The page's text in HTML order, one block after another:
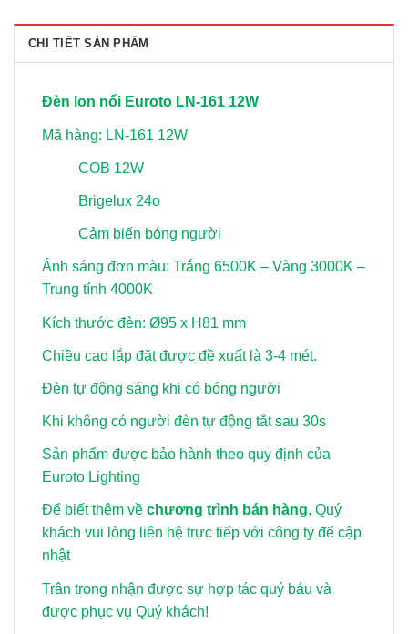
CHI TIẾT SẢN PHẨM
Đèn lon nổi Euroto LN-161 12W
Mã hàng: LN-161 12W
COB 12W
Brigelux 24ο
Cảm biến bóng người
Ánh sáng đơn màu: Trắng 6500K – Vàng 3000K –
Trung tính 4000K
Kích thước đèn: Ø95 x H81 mm
Chiều cao lắp đặt được đề xuất là 3-4 mét.
Đèn tự động sáng khi có bóng người
Khi không có người đèn tự động tắt sau 30s
Sản phẩm được bảo hành theo quy định của
Euroto Lighting
Để biết thêm về chương trình bán hàng, Quý
khách vui lòng liên hệ trực tiếp với công ty để cập
nhật
Trân trọng nhận được sự hợp tác quý báu và
được phục vụ Quý khách!